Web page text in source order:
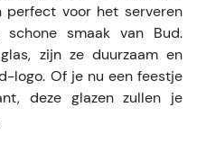
perfect voor het serveren
smaak van Bud.
zijn ze duurzaam en
logo. Of je nu een feestje
deze glazen zullen je